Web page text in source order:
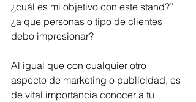
¿cuál es mi objetivo con este stand?”
¿a que personas o tipo de clientes
debo impresionar?
Al igual que con cualquier otro
aspecto de marketing o publicidad, es
de vital importancia conocer a tu